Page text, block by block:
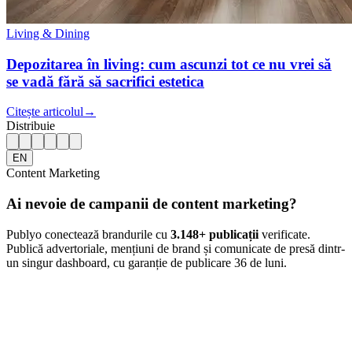
Living & Dining
Depozitarea în living: cum ascunzi tot ce nu vrei să
se vadă fără să sacrifici estetica
Citește articolul →
Distribuie
EN
Content Marketing
Ai nevoie de campanii de content marketing?
Publyo conectează brandurile cu 3.148+ publicații verificate.
Publică advertoriale, mențiuni de brand și comunicate de presă dintr-
un singur dashboard, cu garanție de publicare 36 de luni.